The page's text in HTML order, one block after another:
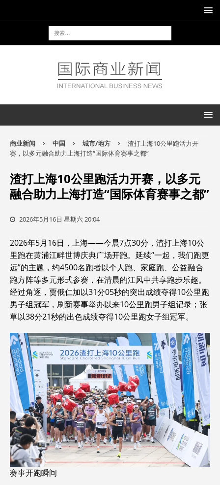
商业新闻 中国 城市/地方
渣打上海10公里跑活力开
赛，以多元融合助力上海打造“国际体育赛事之都”
渣打上海10公里跑活力开赛，以多元
融合助力上海打造“国际体育赛事之都”
2026年5月16日 星期六 20:04
2026年5月16日，上海——今晨7点30分，渣打上海10公
里跑在黄浦江畔世博庆典广场开跑。延续“一起，我们跑更
远”的主题，约4500名跑者以个人跑、家庭跑、公益融合
跑方阵等多元形式参赛，在清晨的江风中共享跑步乐趣。
经过角逐，贾俄仁加以31分05秒的突出成绩夺得10公里跑
男子组冠军，刷新赛事举办以来10公里跑男子组记录；张
草以38分21秒的出色成绩夺得10公里跑女子组冠军。
赛事开跑瞬间